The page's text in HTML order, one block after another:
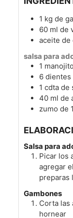
1 kg de
60 ml de
aceite de
salsa para
1 manojito
6 dientes
1 cdta de
40 ml de
zumo de
Salsa para
Picar los
agregar
preparas
Gambones
Corta las
hornear